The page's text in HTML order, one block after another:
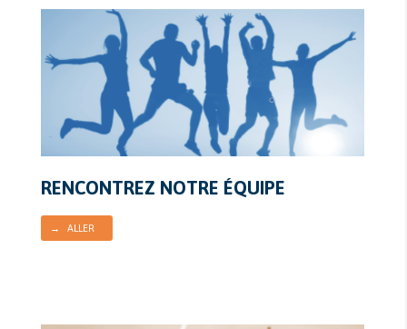
RENCONTREZ NOTRE ÉQUIPE
→ ALLER